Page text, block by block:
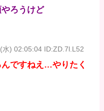
ろうけど
水) 02:05:04 ID:ZD.7l.L52
ですねえ…やりたく